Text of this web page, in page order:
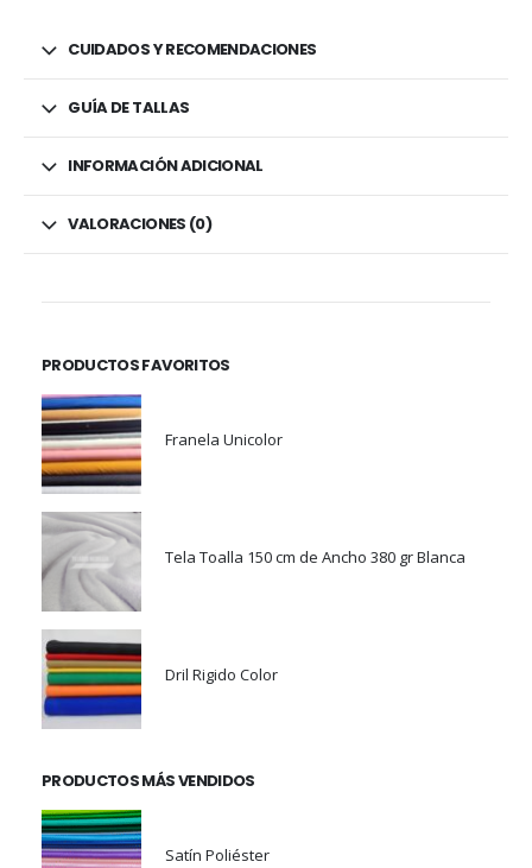
CUIDADOS Y RECOMENDACIONES
GUÍA DE TALLAS
INFORMACIÓN ADICIONAL
VALORACIONES (0)
PRODUCTOS FAVORITOS
Franela Unicolor
Tela Toalla 150 cm de Ancho 380 gr Blanca
Dril Rigido Color
PRODUCTOS MÁS VENDIDOS
Satín Poliéster